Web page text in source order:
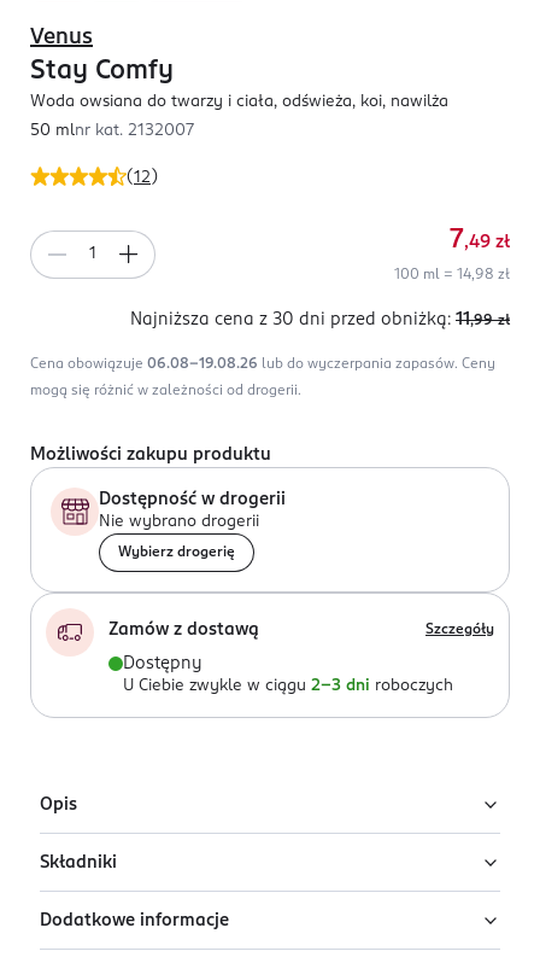
(12 )
Venus
Stay Comfy
Woda owsiana do twarzy i ciała, odświeża, koi, nawilża
50 mlnr kat. 2132007
7,49 zł
100 ml = 14,98 zł
Najniższa cena z 30 dni przed obniżką: 11,99 zł
Cena obowiązuje 06.08-19.08.26 lub do wyczerpania zapasów. Ceny
mogą się różnić w zależności od drogerii.
Możliwości zakupu produktu
Dostępność w drogerii
Nie wybrano drogerii
Wybierz drogerię
Zamów z dostawą Szczegóły
Dostępny
U Ciebie zwykle w ciągu 2-3 dni roboczych
Opis
Woda owsiana do twarzy i ciała Venus Stay
Comfy
Składniki
Ingredients: : AQUA, GLYCERIN, PROPANEDIOL, AVENA
Dodatkowe informacje